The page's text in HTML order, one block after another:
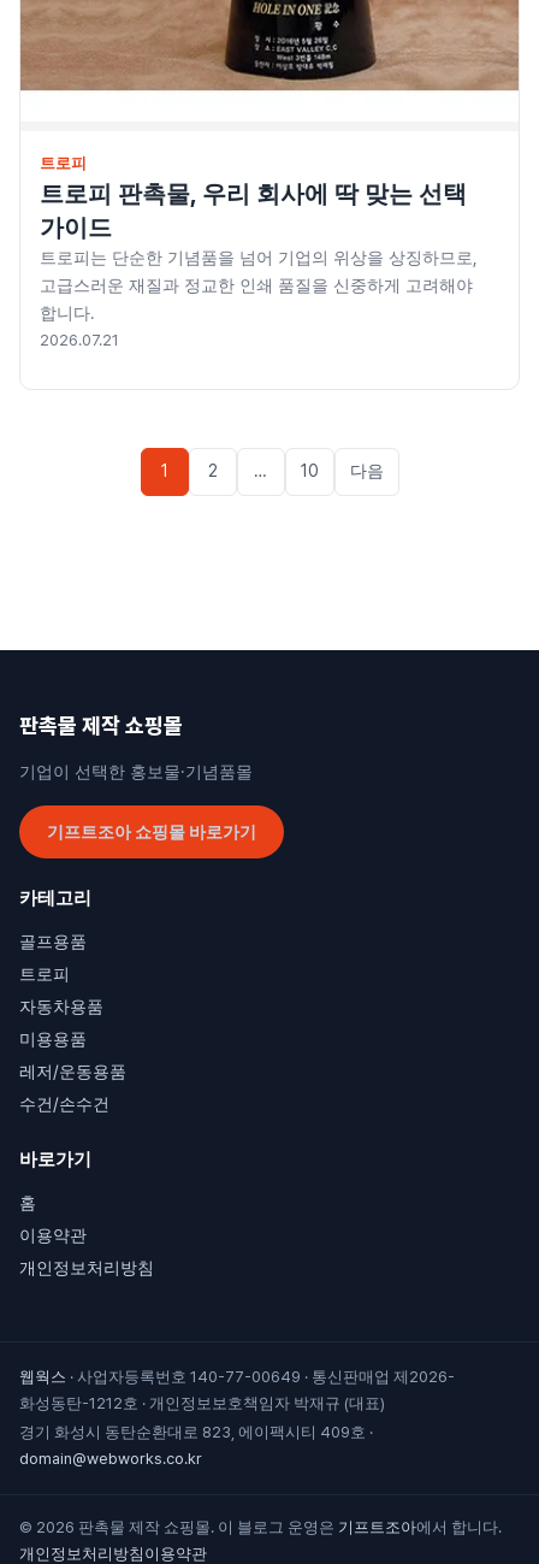
트로피
트로피 판촉물, 우리 회사에 딱 맞는 선택
가이드
트로피는 단순한 기념품을 넘어 기업의 위상을 상징하므로,
고급스러운 재질과 정교한 인쇄 품질을 신중하게 고려해야
합니다.
2026.07.21
1 2 … 10 다음
판촉물 제작 쇼핑몰
기업이 선택한 홍보물·기념품몰
기프트조아 쇼핑몰 바로가기
카테고리
골프용품
트로피
자동차용품
미용용품
레저/운동용품
수건/손수건
바로가기
홈
이용약관
개인정보처리방침
웹웍스 · 사업자등록번호 140-77-00649 · 통신판매업 제2026-
화성동탄-1212호 · 개인정보보호책임자 박재규 (대표)
경기 화성시 동탄순환대로 823, 에이팩시티 409호 ·
domain@webworks.co.kr
© 2026 판촉물 제작 쇼핑몰. 이 블로그 운영은 기프트조아에서 합니다.
개인정보처리방침 이용약관